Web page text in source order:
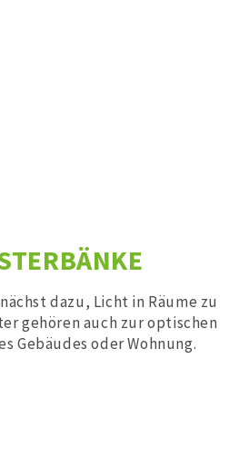
dazu, Licht in Räume zu
gehören auch zur optischen
Gebäudes oder Wohnung.